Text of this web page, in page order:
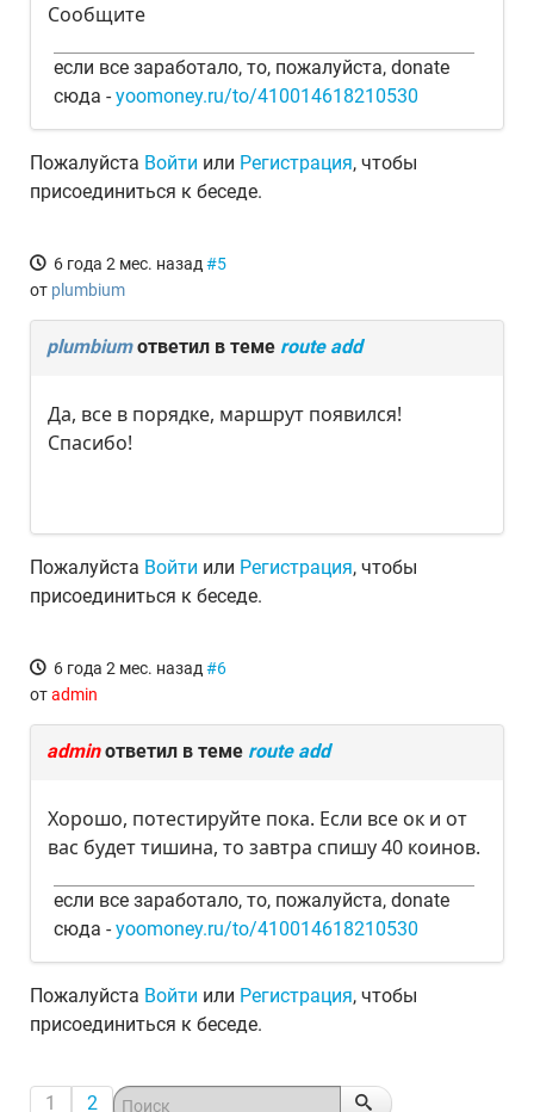
Сообщите
если все заработало, то, пожалуйста, donate
сюда -yoomoney.ru/to/410014618210530
Пожалуйста Войти или Регистрация, чтобы
присоединиться к беседе.
6 года 2 мес. назад #5
от plumbium
plumbiumответил в теме route add
Да, все в порядке, маршрут появился!
Спасибо!
Пожалуйста Войти или Регистрация, чтобы
присоединиться к беседе.
6 года 2 мес. назад #6
отadmin
adminответил в теме route add
Хорошо, потестируйте пока. Если все ок и от
вас будет тишина, то завтра спишу 40 коинов.
если все заработало, то, пожалуйста, donate
сюда -yoomoney.ru/to/410014618210530
Пожалуйста Войти или Регистрация, чтобы
присоединиться к беседе.
1 2